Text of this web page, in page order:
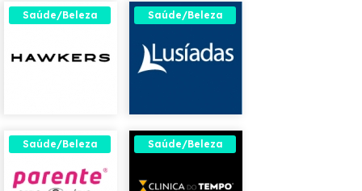
Saúde/Beleza Saúde/Beleza
Saúde/Beleza Saúde/Beleza